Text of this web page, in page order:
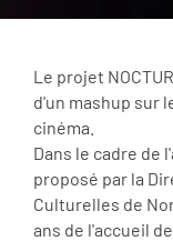
Le projet
d'un mashup sur
cinéma.
Dans le cadre de
proposé par la
Culturelles de
ans de l'accueil